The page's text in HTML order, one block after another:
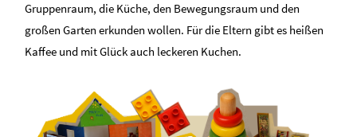
Gruppenraum, die Küche, den Bewegungsraum und den
großen Garten erkunden wollen. Für die Eltern gibt es heißen
Kaffee und mit Glück auch leckeren Kuchen.